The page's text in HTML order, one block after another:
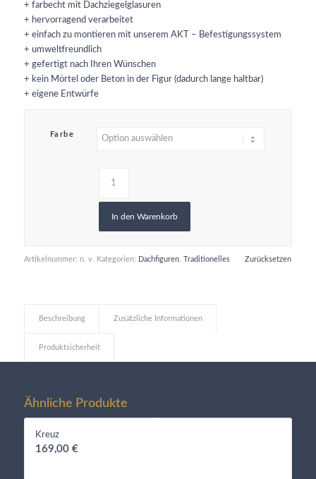
+ farbecht mit Dachziegelglasuren
+ hervorragend verarbeitet
+ einfach zu montieren mit unserem AKT – Befestigungssystem
+ umweltfreundlich
+ gefertigt nach Ihren Wünschen
+ kein Mörtel oder Beton in der Figur (dadurch lange haltbar)
+ eigene Entwürfe
Farbe
Zurücksetzen
In den Warenkorb
Artikelnummer: n. v. Kategorien: Dachfiguren, Traditionelles
Beschreibung Zusätzliche Informationen
Produktsicherheit
Ähnliche Produkte
Kreuz
169,00 €